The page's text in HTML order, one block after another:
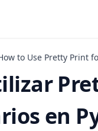
to Use Pretty Print
en